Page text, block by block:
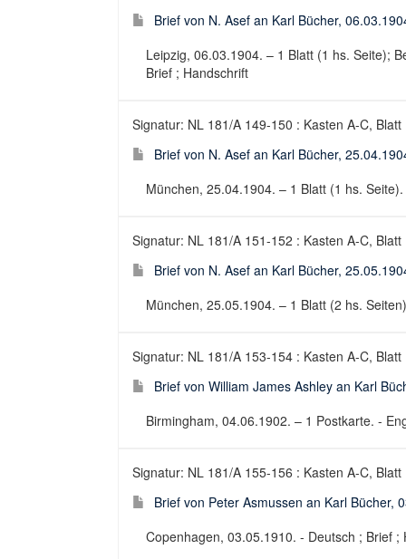
Brief von N. Asef an Karl Bücher,
Leipzig, 06.03.1904. – 1 Blatt (1 hs. Seite);
Brief ; Handschrift
Signatur: NL 181/A 149-150 : Kasten A-C,
Brief von N. Asef an Karl Bücher,
München, 25.04.1904. – 1 Blatt (1 hs.
Signatur: NL 181/A 151-152 : Kasten A-C,
Brief von N. Asef an Karl Bücher,
München, 25.05.1904. – 1 Blatt (2 hs.
Signatur: NL 181/A 153-154 : Kasten A-C,
Brief von William James Ashley an Karl
Birmingham, 04.06.1902. – 1 Postkarte. -
Signatur: NL 181/A 155-156 : Kasten A-C,
Brief von Peter Asmussen an Karl Bücher,
Copenhagen, 03.05.1910. - Deutsch ; Brief ;